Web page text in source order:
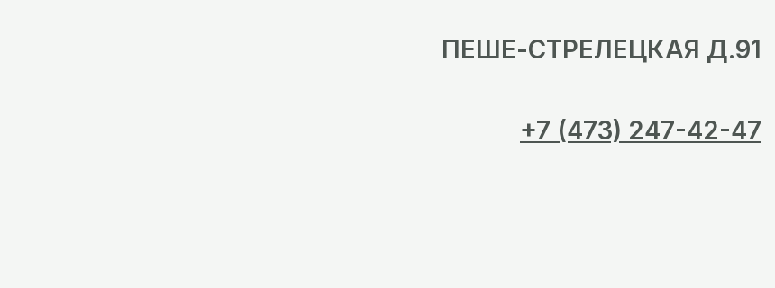
ПЕШЕ-СТРЕЛЕЦКАЯ Д.91
+7 (473) 247-42-47